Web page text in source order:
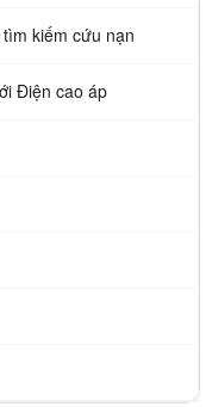
kiếm cứu nạn
Điện cao áp